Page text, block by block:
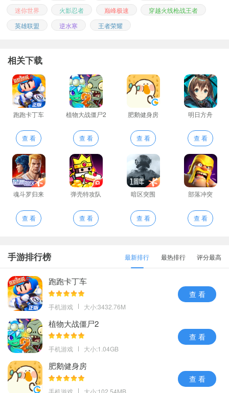
迷你世界
火影忍者 巅峰极速
穿越火线枪战王者
英雄联盟
逆水寒 王者荣耀
相关下载
跑跑卡丁车
查 看
植物大战僵尸2
查 看
肥鹅健身房
查 看
明日方舟
查 看
魂斗罗归来
查 看
弹壳特攻队
查 看
暗区突围
查 看
部落冲突
查 看
手游排行榜 最新排行 最热排行 评分最高
跑跑卡丁车
手机游戏 大小:3432.76M
查 看
植物大战僵尸2
手机游戏 大小:1.04GB
查 看
肥鹅健身房
手机游戏 大小:102.54MB
查 看